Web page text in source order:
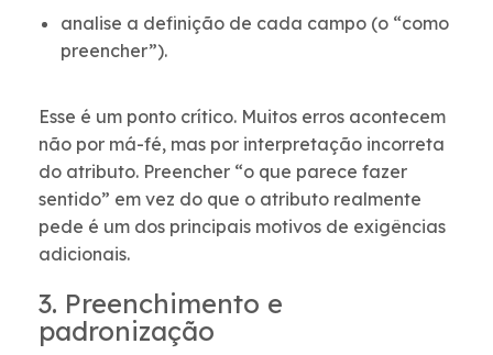
analise a definição de cada campo (o “como
preencher”).
Esse é um ponto crítico. Muitos erros acontecem
não por má-fé, mas por interpretação incorreta
do atributo. Preencher “o que parece fazer
sentido” em vez do que o atributo realmente
pede é um dos principais motivos de exigências
adicionais.
3. Preenchimento e
padronização